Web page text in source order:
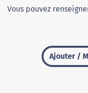
Vous pouvez
Ajouter /